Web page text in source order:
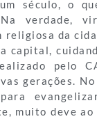
século, o
Na verdade,
da
capital,
pelo
gerações.
muito deve